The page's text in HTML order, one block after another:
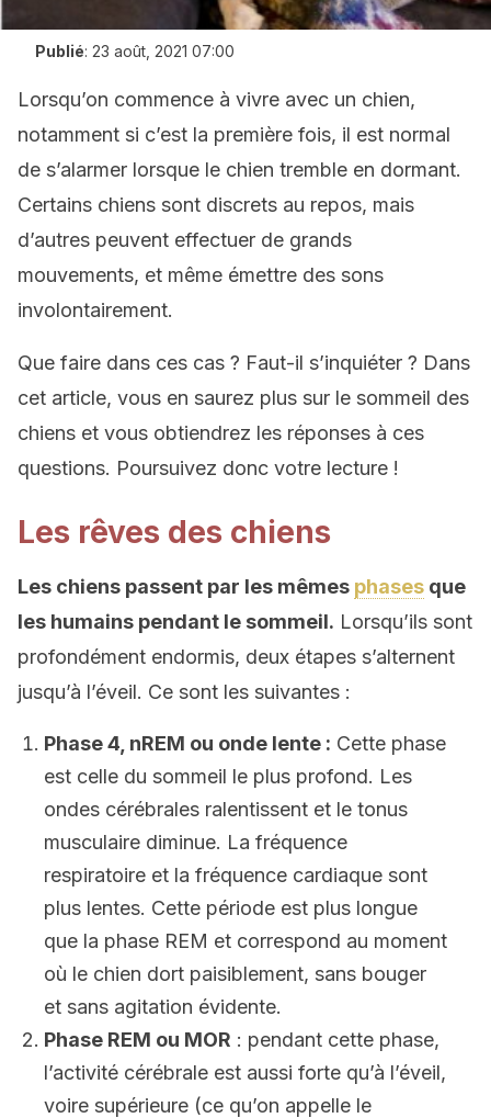
Publié: 23 août, 2021 07:00
Lorsqu’on commence à vivre avec un chien,
notamment si c’est la première fois, il est normal
de s’alarmer lorsque le chien tremble en dormant.
Certains chiens sont discrets au repos, mais
d’autres peuvent effectuer de grands
mouvements, et même émettre des sons
involontairement.
Que faire dans ces cas ? Faut-il s’inquiéter ? Dans
cet article, vous en saurez plus sur le sommeil des
chiens et vous obtiendrez les réponses à ces
questions. Poursuivez donc votre lecture !
Les rêves des chiens
Les chiens passent par les mêmes phases que
les humains pendant le sommeil. Lorsqu’ils sont
profondément endormis, deux étapes s’alternent
jusqu’à l’éveil. Ce sont les suivantes :
Phase 4, nREM ou onde lente : Cette phase
est celle du sommeil le plus profond. Les
ondes cérébrales ralentissent et le tonus
musculaire diminue. La fréquence
respiratoire et la fréquence cardiaque sont
plus lentes. Cette période est plus longue
que la phase REM et correspond au moment
où le chien dort paisiblement, sans bouger
et sans agitation évidente.
Phase REM ou MOR : pendant cette phase,
l’activité cérébrale est aussi forte qu’à l’éveil,
voire supérieure (ce qu’on appelle le